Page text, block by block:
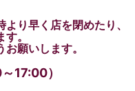
り早く店を閉めたり、
。
願いします。
17:00）